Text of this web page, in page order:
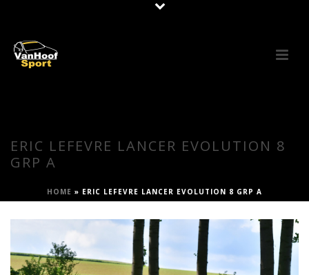
ERIC LEFEVRE LANCER EVOLUTION 8
GRP A
HOME » ERIC LEFEVRE LANCER EVOLUTION 8 GRP A